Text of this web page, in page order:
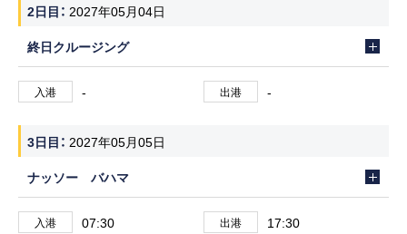
2日目
2027年05月04日
終日クルージング
入港 - 出港 -
3日目
2027年05月05日
ナッソー バハマ
入港 07:30 出港 17:30